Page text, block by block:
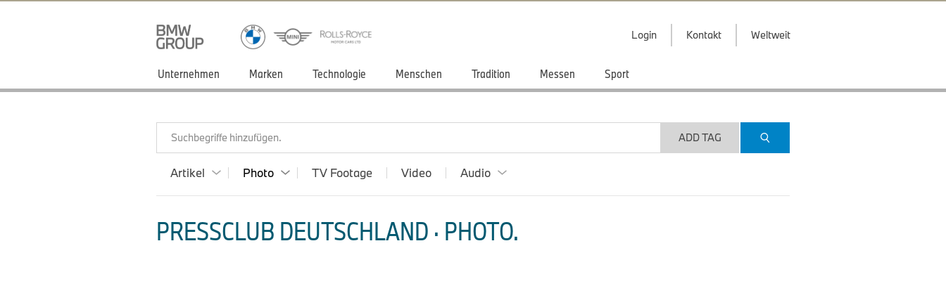
Login Kontakt Weltweit
Unternehmen Marken Technologie Menschen Tradition Messen Sport
Suchbegriffe hinzufügen. ADD TAG
Artikel Photo TV Footage Video Audio
PRESSCLUB DEUTSCHLAND · PHOTO.